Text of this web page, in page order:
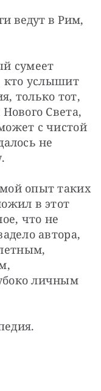
ведут в Рим,
сумеет
кто услышит
только тот,
Света,
с чистой
не
опыт таких
в этот
что не
автора,
личным